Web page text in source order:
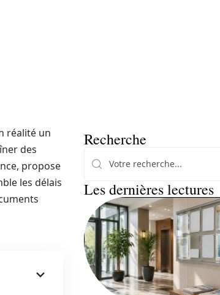
réalité un
des
propose
les délais
Recherche
Les dernières lectures